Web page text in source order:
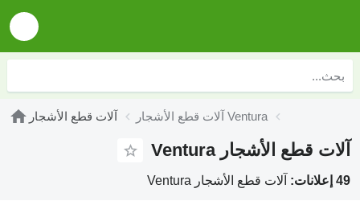
آلات قطع الأشجار آلات قطع الأشجار Ventura
آلات قطع الأشجار Ventura
49 إعلانات: آلات قطع الأشجار Ventura